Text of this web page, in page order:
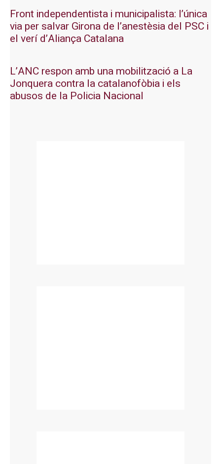
Front independentista i municipalista: l’única
via per salvar Girona de l’anestèsia del PSC i
el verí d’Aliança Catalana
L’ANC respon amb una mobilització a La
Jonquera contra la catalanofòbia i els
abusos de la Policia Nacional